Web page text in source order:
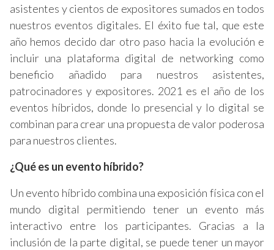
asistentes y cientos de expositores sumados en todos
nuestros eventos digitales. El éxito fue tal, que este
año hemos decido dar otro paso hacia la evolución e
incluir una plataforma digital de networking como
beneficio añadido para nuestros asistentes,
patrocinadores y expositores. 2021 es el año de los
eventos híbridos, donde lo presencial y lo digital se
combinan para crear una propuesta de valor poderosa
para nuestros clientes.
¿Qué es un evento híbrido?
Un evento híbrido combina una exposición física con el
mundo digital permitiendo tener un evento más
interactivo entre los participantes. Gracias a la
inclusión de la parte digital, se puede tener un mayor